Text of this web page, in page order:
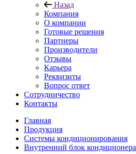
Назад
Компания
О компании
Готовые решения
Партнеры
Производители
Отзывы
Карьера
Реквизиты
Вопрос ответ
Сотрудничество
Контакты
Главная
Продукция
Системы кондиционирования
Внутренний блок кондиционера